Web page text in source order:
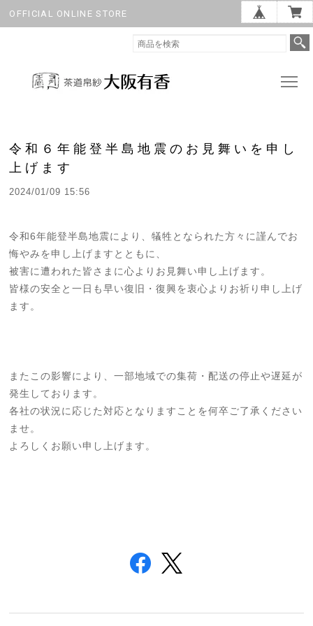
OFFICIAL ONLINE STORE
令和６年能登半島地震のお見舞いを申し
上げます
2024/01/09 15:56
令和6年能登半島地震により、犠牲となられた方々に謹んでお
悔やみを申し上げますとともに、
被害に遭われた皆さまに心よりお見舞い申し上げます。
皆様の安全と一日も早い復旧・復興を衷心よりお祈り申し上げ
ます。
またこの影響により、一部地域での集荷・配送の停止や遅延が
発生しております。
各社の状況に応じた対応となりますことを何卒ご了承ください
ませ。
よろしくお願い申し上げます。